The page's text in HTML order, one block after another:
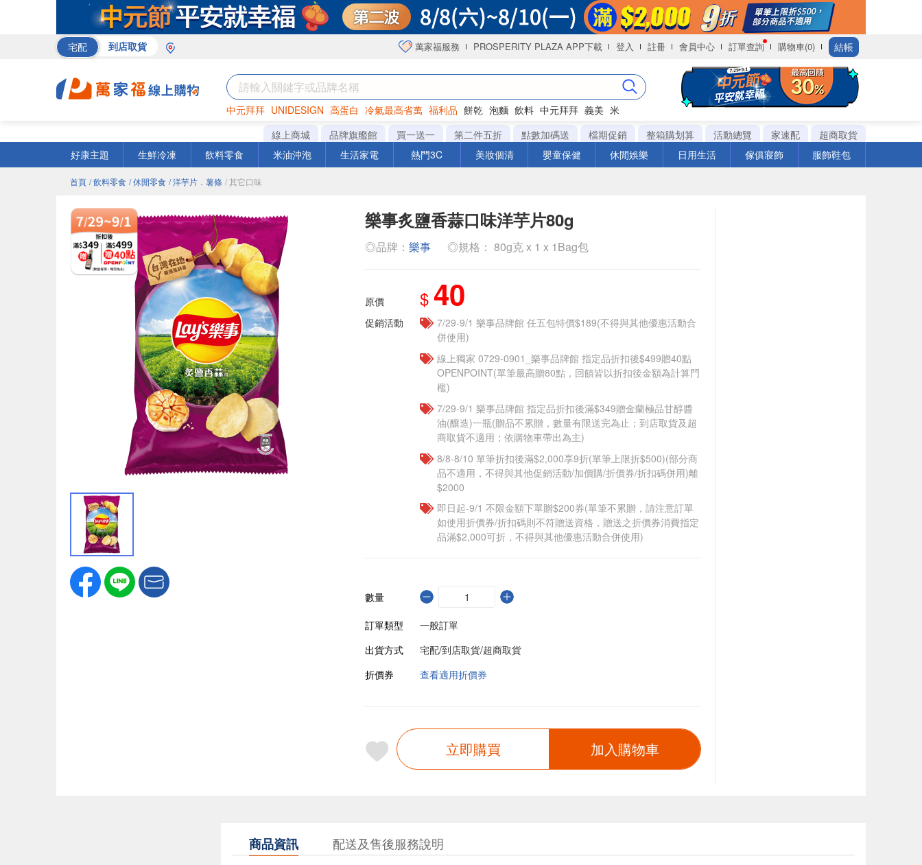
宅配 到店取貨 萬家福服務 PROSPERITY PLAZA APP下載 登入 註冊 會員中心 訂單查詢 購物車(0) 結帳
中元拜拜 UNIDESIGN 高蛋白 冷氣最高省萬 福利品 餅乾 泡麵 飲料 中元拜拜 義美 米
罐頭 咖啡 海苔
線上商城 品牌旗艦館 買一送一 第二件五折 點數加碼送 檔期促銷 整箱購划算 活動總覽 家速配
超商取貨
好康主題
生鮮冷凍 飲料零食 米油沖泡 生活家電 熱門3C 美妝個清 嬰童保健 休閒娛樂 日用生活 傢俱寢飾 服飾鞋包
首頁 / 飲料零食 / 休閒零食 / 洋芋片．薯條 / 其它口味
樂事炙鹽香蒜口味洋芋片80g
◎品牌： 樂事 ◎規格： 80g克 x 1 x 1Bag包
原價 $ 40
促銷活動
7/29-9/1 樂事品牌館 任五包特價$189(不得與其他優惠活動合
併使用)
線上獨家 0729-0901_樂事品牌館 指定品折扣後$499贈40點
OPENPOINT(單筆最高贈80點，回饋皆以折扣後金額為計算門
檻)
7/29-9/1 樂事品牌館 指定品折扣後滿$349贈金蘭極品甘醇醬
油(釀造)一瓶(贈品不累贈，數量有限送完為止；到店取貨及超
商取貨不適用；依購物車帶出為主)​
8/8-8/10 單筆折扣後滿$2,000享9折(單筆上限折$500)(部分商
品不適用，不得與其他促銷活動/加價購/折價券/折扣碼併用)離
$2000
即日起-9/1 不限金額下單贈$200券(單筆不累贈，請注意訂單
如使用折價券/折扣碼則不符贈送資格，贈送之折價券消費指定
品滿$2,000可折，不得與其他優惠活動合併使用)
數量
訂單類型
一般訂單
出貨方式
宅配/到店取貨/超商取貨
折價券
查看適用折價券
立即購買 加入購物車
商品資訊 配送及售後服務說明